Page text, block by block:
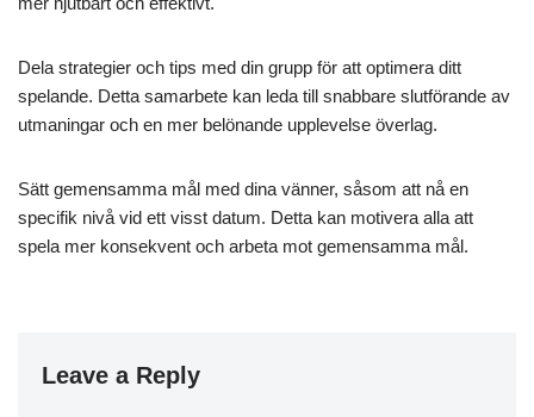
Dela strategier och tips med din grupp för att optimera ditt
spelande. Detta samarbete kan leda till snabbare slutförande av
utmaningar och en mer belönande upplevelse överlag.
Sätt gemensamma mål med dina vänner, såsom att nå en
specifik nivå vid ett visst datum. Detta kan motivera alla att
spela mer konsekvent och arbeta mot gemensamma mål.
Leave a Reply